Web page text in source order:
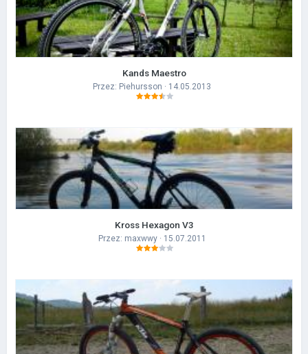
Kands Maestro
Przez: Piehursson · 14.05.2013
Kross Hexagon V3
Przez: maxwwy· 15.07.2011